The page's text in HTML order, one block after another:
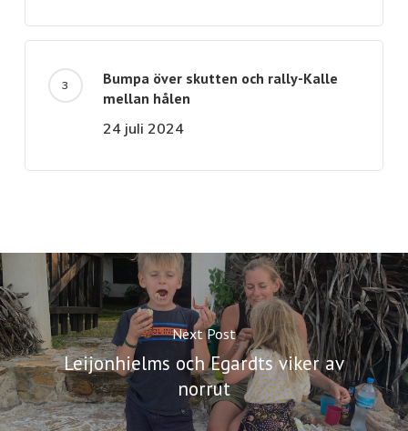
Bumpa över skutten och rally-Kalle
mellan hålen
24 juli 2024
Next Post
Leijonhielms och Egardts viker av
norrut